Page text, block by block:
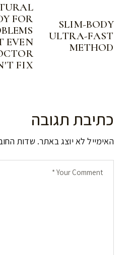
SLIM-BODY
ULTRA-FAST
METHOD
FOR
EVEN
FIX
כתיבת תגובה
האימייל לא יוצג באתר. שדות